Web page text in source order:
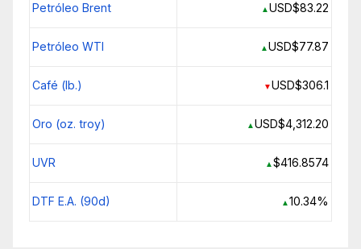
Petróleo Brent ▲USD$83.22
Petróleo WTI ▲USD$77.87
Café (lb.) ▼USD$306.1
Oro (oz. troy) ▲USD$4,312.20
UVR ▲$416.8574
DTF E.A. (90d) ▲ 10.34%